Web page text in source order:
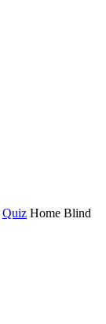
Quiz Home Blind